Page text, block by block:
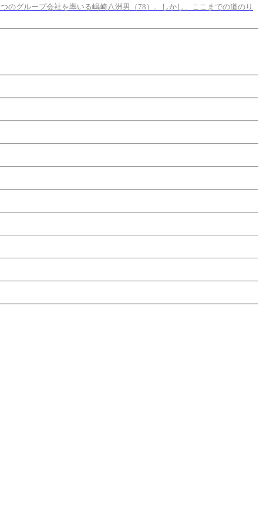
のグループ会社を率いる嶋崎八洲男（78）。しかし、ここまでの道のり